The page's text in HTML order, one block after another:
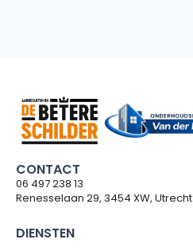
CONTACT
06 497 238 13
Renesselaan 29, 3454 XW, Utrecht
DIENSTEN